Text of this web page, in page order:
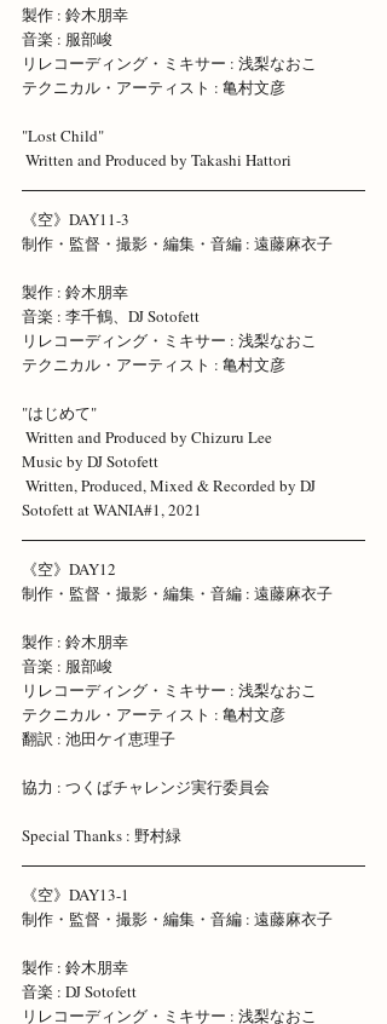
製作 : 鈴木朋幸
音楽 : 服部峻
リレコーディング・ミキサー : 浅梨なおこ
テクニカル・アーティスト : 亀村文彦
"Lost Child"
Written and Produced by Takashi Hattori
《空》DAY11-3
制作・監督・撮影・編集・音編 : 遠藤麻衣子
製作 : 鈴木朋幸
音楽 : 李千鶴、DJ Sotofett
リレコーディング・ミキサー : 浅梨なおこ
テクニカル・アーティスト : 亀村文彦
"はじめて"
Written and Produced by Chizuru Lee
Music by DJ Sotofett
Sotofett at WANIA#1, 2021
《空》DAY12
制作・監督・撮影・編集・音編 : 遠藤麻衣子
製作 : 鈴木朋幸
音楽 : 服部峻
リレコーディング・ミキサー : 浅梨なおこ
テクニカル・アーティスト : 亀村文彦
翻訳 : 池田ケイ恵理子
協力 : つくばチャレンジ実行委員会
Special Thanks : 野村緑
《空》DAY13-1
制作・監督・撮影・編集・音編 : 遠藤麻衣子
製作 : 鈴木朋幸
音楽 : DJ Sotofett
リレコーディング・ミキサー : 浅梨なおこ